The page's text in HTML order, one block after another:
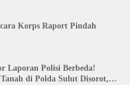
Korps Raport Pindah
Laporan Polisi Berbeda!
di Polda Sulut Disorot,